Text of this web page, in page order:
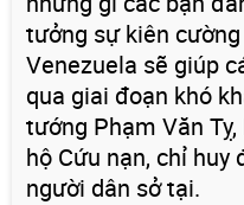
tưởng sự kiên
Venezuela sẽ giúp
qua giai đoạn khó
tướng Phạm Văn
hộ Cứu nạn, chỉ huy
người dân sở tại.